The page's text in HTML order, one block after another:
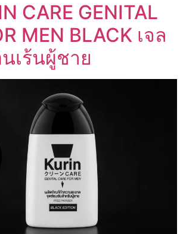
CARE GENITAL
MEN BLACK เจล
เร้นผู้ชาย